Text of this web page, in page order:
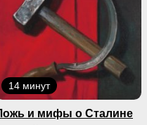
14 минут
и мифы о Сталине